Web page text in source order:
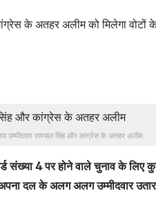
के अतहर अलीम को मिलेगा वोटों
उम्मीदवार रामपाल सिंह और कांग्रेस के अतहर अलीम
संख्या 4 पर होने वाले चुनाव के लिए
दल के अलग अलग उम्मीदवार